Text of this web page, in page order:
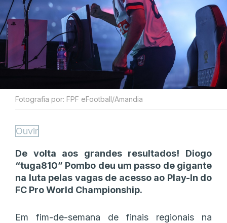
Fotografia por: FPF eFootball/Amandia
Ouvir
De volta aos grandes resultados! Diogo
“tuga810” Pombo deu um passo de gigante
na luta pelas vagas de acesso ao Play-In do
FC Pro World Championship.
Em fim-de-semana de finais regionais na